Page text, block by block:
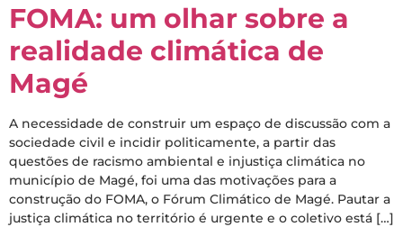
FOMA: um olhar sobre a
realidade climática de
Magé
A necessidade de construir um espaço de discussão com a
sociedade civil e incidir politicamente, a partir das
questões de racismo ambiental e injustiça climática no
município de Magé, foi uma das motivações para a
construção do FOMA, o Fórum Climático de Magé. Pautar a
justiça climática no território é urgente e o coletivo está […]